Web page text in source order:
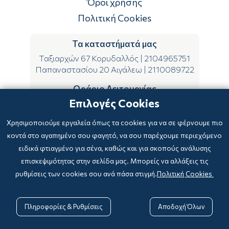
Πολιτική Cookies
Τα καταστήματά μας
Ταξιαρχών 67 Κορυδαλλός | 2104965751
Παπαναστασίου 20 Αιγάλεω | 2110089722
Ωράριο Λειτουργίας
ΔΕ-ΤΕ-ΣΑ 09:00-15:00
Επιλογές Cookies
Χρησιμοποιούμε εργαλεία όπως τα cookies για να σε φέρνουμε πιο
κοντά στο αγαπημένο σου φαγητό, να σου παρέχουμε περιεχόμενο
ειδικά φτιαγμένο για σένα, καθώς και για σκοπούς ανάλυσης
επισκεψιμότητας στην σελίδα μας. Μπορείς να αλλάξεις τις
ρυθμίσεις των cookies σου ανά πάσα στιγμή.Πολιτική Cookies
Πληροφορίες & Ρυθμίσεις Αποδοχή Όλων